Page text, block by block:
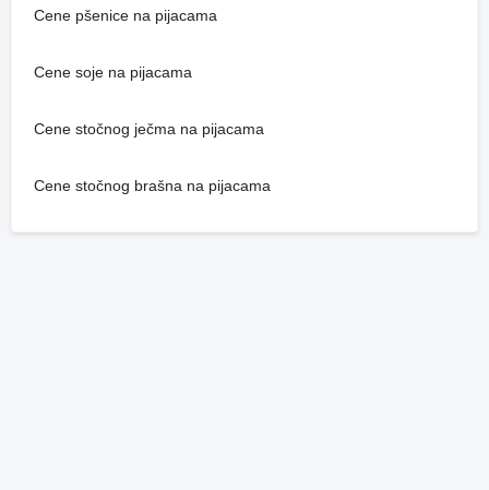
Cene pšenice na pijacama
Cene soje na pijacama
Cene stočnog ječma na pijacama
Cene stočnog brašna na pijacama